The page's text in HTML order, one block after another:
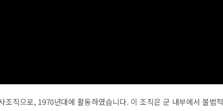
직으로, 1970년대에 활동하였습니다. 이 조직은 군 내부에서 불법적